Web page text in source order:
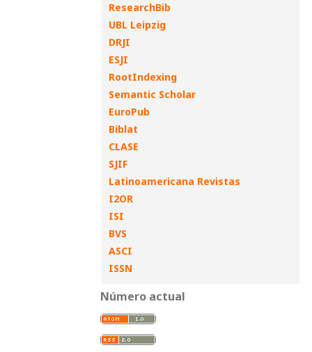
ResearchBib
UBL Leipzig
DRJI
ESJI
RootIndexing
Semantic Scholar
EuroPub
Biblat
CLASE
SJIF
Latinoamericana Revistas
I2OR
ISI
BVS
ASCI
ISSN
Número actual